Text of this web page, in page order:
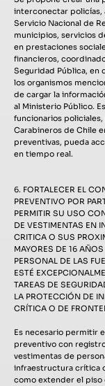
interconectar policías,
Servicio Nacional de
municipios, servicios
en prestaciones
financieros,
Seguridad Pública, en
los organismos
de cargar la
al Ministerio Público.
funcionarios
Carabineros de Chile
preventivas, pueda
en tiempo real.
6. FORTALECER EL
PREVENTIVO POR
PERMITIR SU USO
DE VESTIMENTAS EN
CRITICA O SUS
MAYORES DE 16
PERSONAL DE LAS
ESTÉ
TAREAS DE
LA PROTECCIÓN DE
CRÍTICA O DE
Es necesario permitir
preventivo con
vestimentas de
infraestructura crítica
como extender el